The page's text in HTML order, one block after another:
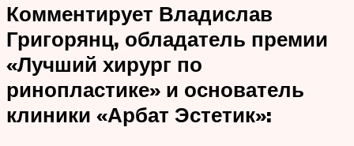
Комментирует Владислав
Григорянц, обладатель премии
«Лучший хирург по
ринопластике» и основатель
клиники «Арбат Эстетик»: